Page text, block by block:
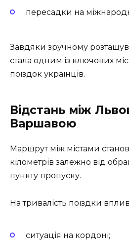
пересадки на
Завдяки зручному
стала одним із ключових
поїздок українців.
Відстань між
Варшавою
Маршрут між містами
кілометрів залежно від
пункту пропуску.
На тривалість поїздки
ситуація на кордоні;